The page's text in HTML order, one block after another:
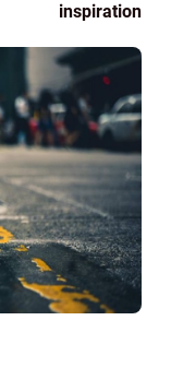
inspiration